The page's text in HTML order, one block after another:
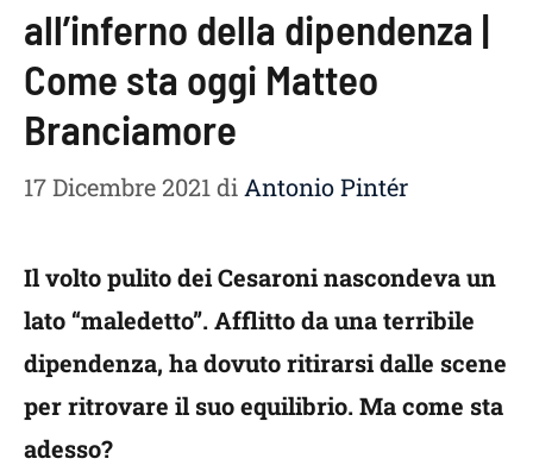
all’inferno della dipendenza |
Come sta oggi Matteo
Branciamore
17 Dicembre 2021 di Antonio Pintér
Il volto pulito dei Cesaroni nascondeva un
lato “maledetto”. Afflitto da una terribile
dipendenza, ha dovuto ritirarsi dalle scene
per ritrovare il suo equilibrio. Ma come sta
adesso?